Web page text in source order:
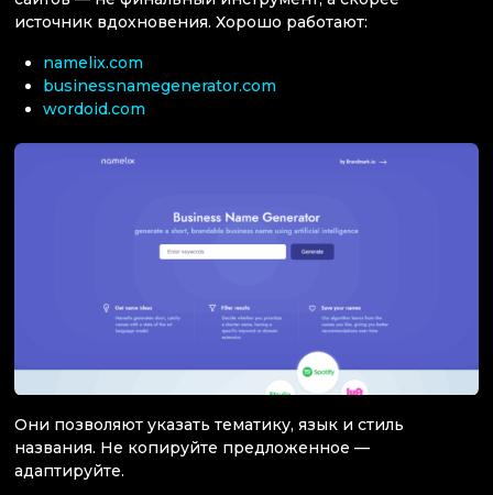
источник вдохновения. Хорошо работают:
namelix.com
businessnamegenerator.com
wordoid.com
Они позволяют указать тематику, язык и стиль
названия. Не копируйте предложенное —
адаптируйте.